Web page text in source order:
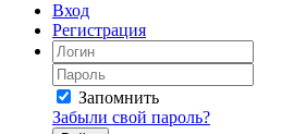
Вход
Регистрация
Запомнить
Забыли свой пароль?